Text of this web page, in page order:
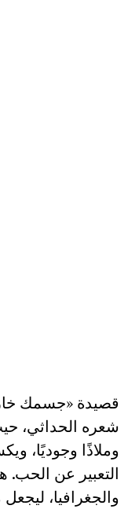
قصيدة «جسمك
شعره الحداثي،
وملاذًا وجوديًا،
التعبير عن
والجغرافيا،